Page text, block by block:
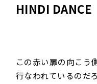
HINDI DANCE
この赤い扉の向こう
行なわれているのだ